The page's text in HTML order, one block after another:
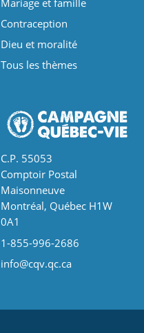
Contraception
Dieu et moralité
Tous les thèmes
C.P. 55053
Comptoir Postal
Maisonneuve
Montréal, Québec H1W
0A1
1-855-996-2686
info@cqv.qc.ca